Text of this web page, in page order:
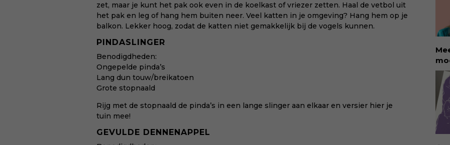
zet, maar je kunt het pak ook even in de koelkast of vriezer zetten. Haal de vetbol uit
het pak en leg of hang hem buiten neer. Veel katten in je omgeving? Hang hem op je
balkon. Lekker hoog, zodat de katten niet gemakkelijk bij de vogels kunnen.
PINDASLINGER
Benodigdheden:
Ongepelde pinda’s
Lang dun touw/breikatoen
Grote stopnaald
Rijg met de stopnaald de pinda’s in een lange slinger aan elkaar en versier hier je
tuin mee!
GEVULDE DENNENAPPEL
en
dat